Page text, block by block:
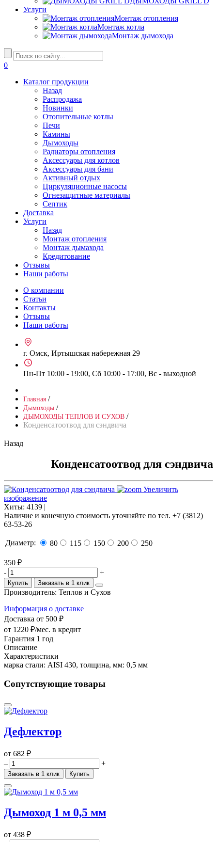
Услуги
Монтаж отопления
Монтаж котла
Монтаж дымохода
0
Каталог продукции
Назад
Распродажа
Новинки
Отопительные котлы
Печи
Камины
Дымоходы
Радиаторы отопления
Аксессуары для котлов
Аксессуары для бани
Активный отдых
Циркуляционные насосы
Огнезащитные материалы
Септик
Доставка
Услуги
Назад
Монтаж отопления
Монтаж дымахода
Кредитование
Отзывы
Наши работы
О компании
Статьи
Контакты
Отзывы
Наши работы
г. Омск, Иртышская набережная 29
Пн-Пт 10:00 - 19:00, Сб 10:00 - 17:00, Вс - выходной
Главная /
Дымоходы /
ДЫМОХОДЫ ТЕПЛОВ И СУХОВ /
Конденсатоотвод для сэндвича
Назад
Конденсатоотвод для сэндвича
Увеличить
изображение
Хиты: 4139 |
Наличие и конечную стоимость уточняйте по тел. +7 (3812)
63-53-26
Диаметр: 80 115 150 200 250
350 ₽
-
+
Купить Заказать в 1 клик
Производитель: Теплов и Сухов
Информация о доставке
Доставка от 500 ₽
от 1220 ₽/мес. в кредит
Гарантия 1 год
Описание
Характеристики
марка стали: AISI 430, толщина, мм: 0,5 мм
Сопутствующие товары
Дефлектор
от 682 ₽
–
+
Заказать в 1 клик Купить
Дымоход 1 м 0,5 мм
от 438 ₽